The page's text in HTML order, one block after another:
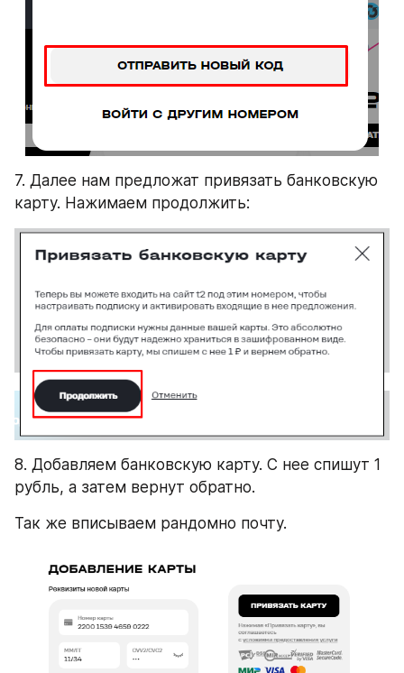
7. Далее нам предложат привязать банковскую
карту. Нажимаем продолжить:
8. Добавляем банковскую карту. С нее спишут 1
рубль, а затем вернут обратно.
Так же вписываем рандомно почту.